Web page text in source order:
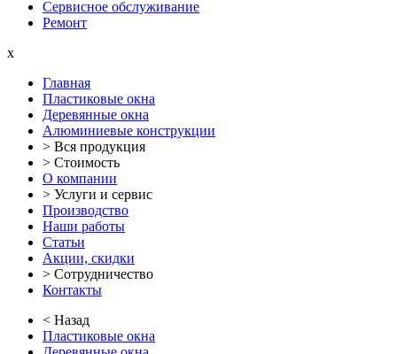
Сервисное обслуживание
Ремонт
x
Главная
Пластиковые окна
Деревянные окна
Алюминиевые конструкции
> Вся продукция
> Стоимость
О компании
> Услуги и сервис
Производство
Наши работы
Статьи
Акции, скидки
> Сотрудничество
Контакты
< Назад
Пластиковые окна